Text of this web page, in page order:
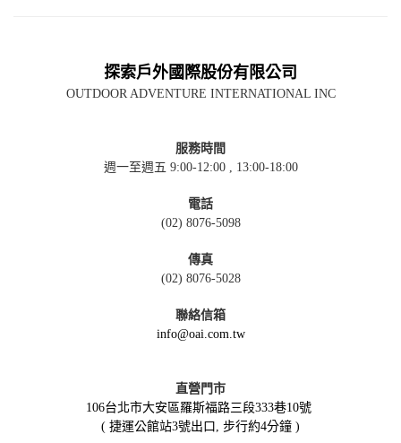
探索戶外國際股份有限公司
OUTDOOR ADVENTURE INTERNATIONAL INC
服務時間
週一至週五 9:00-12:00 , 13:00-18:00
電話
(02) 8076-5098
傳真
(02) 8076-5028
聯絡信箱
info@oai.com.tw
直營門市
106台北市大安區羅斯福路三段333巷10號
( 捷運公館站3號出口, 步行約4分鐘 )